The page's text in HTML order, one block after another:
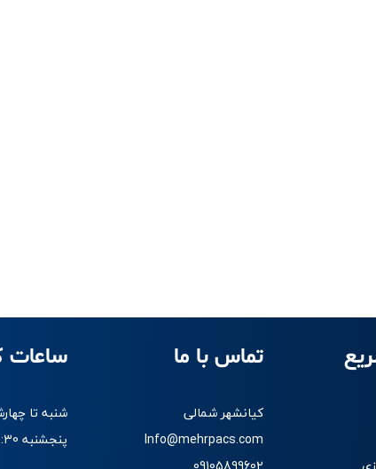
ساعات
شنبه تا چهارشنبه 8:30
پنجشنبه 8:30 الی 12:30
تماس با ما
کیانشهر شمالی
Info@mehrpacs.com